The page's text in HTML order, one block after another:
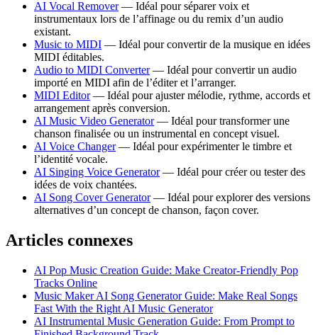
AI Vocal Remover— Idéal pour séparer voix et
instrumentaux lors de l’affinage ou du remix d’un audio
existant.
Music to MIDI — Idéal pour convertir de la musique en idées
MIDI éditables.
Audio to MIDI Converter— Idéal pour convertir un audio
importé en MIDI afin de l’éditer et l’arranger.
MIDI Editor— Idéal pour ajuster mélodie, rythme, accords et
arrangement après conversion.
AI Music Video Generator— Idéal pour transformer une
chanson finalisée ou un instrumental en concept visuel.
AI Voice Changer— Idéal pour expérimenter le timbre et
l’identité vocale.
AI Singing Voice Generator— Idéal pour créer ou tester des
idées de voix chantées.
AI Song Cover Generator— Idéal pour explorer des versions
alternatives d’un concept de chanson, façon cover.
Articles connexes
AI Pop Music Creation Guide: Make Creator-Friendly Pop
Tracks Online
Music Maker AI Song Generator Guide: Make Real Songs
Fast With the Right AI Music Generator
AI Instrumental Music Generation Guide: From Prompt to